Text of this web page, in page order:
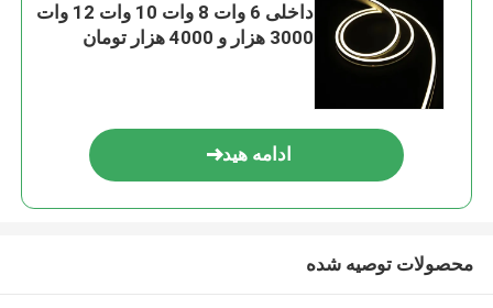
داخلی 6 وات 8 وات 10 وات 12 وات
3000 هزار و 4000 هزار تومان
ادامه هید
محصولات توصیه شده